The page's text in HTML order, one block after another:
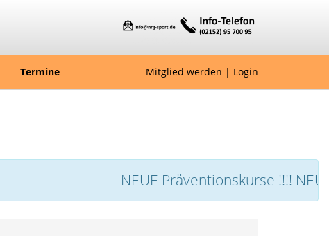
Termine Mitglied werden | Login